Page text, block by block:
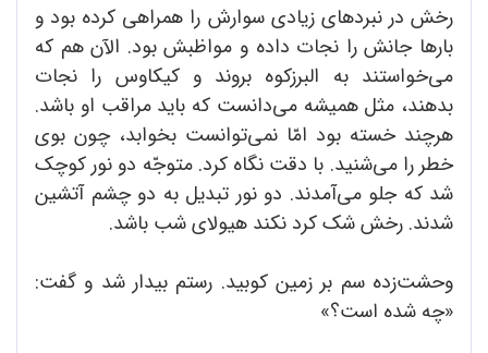
رخش در نبردهای زیادی سوارش را همراهی کرده بود و
بارها جانش را نجات داده و مواظبش بود. الآن هم که
می‌خواستند به البرز‌کوه بروند و کیکاوس را نجات
بدهند، مثل همیشه می‌دانست که باید مراقب او باشد.
هرچند خسته بود امّا نمی‌توانست بخوابد، چون بوی
خطر را می‌شنید. با دقت نگاه کرد. متوجّه دو نور کوچک
شد که جلو می‌آمدند. دو نور تبدیل به دو چشم آتشین
شدند. رخش شک کرد نکند هیولای شب باشد.
وحشت‌زده سم بر زمین کوبید. رستم بیدار شد و گفت:
«چه شده است؟»